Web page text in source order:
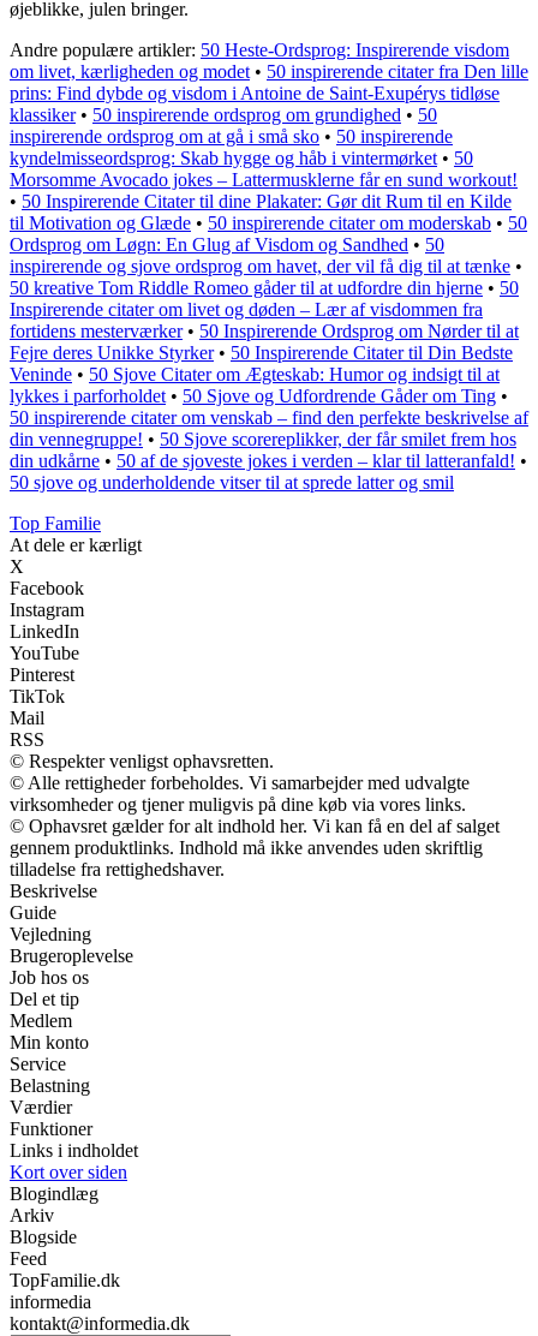
øjeblikke, julen bringer.
Andre populære artikler: 50 Heste-Ordsprog: Inspirerende visdom
om livet, kærligheden og modet• 50 inspirerende citater fra Den lille
prins: Find dybde og visdom i Antoine de Saint-Exupérys tidløse
klassiker• 50 inspirerende ordsprog om grundighed • 50
inspirerende ordsprog om at gå i små sko • 50 inspirerende
kyndelmisseordsprog: Skab hygge og håb i vintermørket• 50
Morsomme Avocado jokes – Lattermusklerne får en sund workout!
• 50 Inspirerende Citater til dine Plakater: Gør dit Rum til en Kilde
til Motivation og Glæde • 50 inspirerende citater om moderskab • 50
Ordsprog om Løgn: En Glug af Visdom og Sandhed • 50
inspirerende og sjove ordsprog om havet, der vil få dig til at tænke •
50 kreative Tom Riddle Romeo gåder til at udfordre din hjerne • 50
Inspirerende citater om livet og døden – Lær af visdommen fra
fortidens mesterværker• 50 Inspirerende Ordsprog om Nørder til at
Fejre deres Unikke Styrker• 50 Inspirerende Citater til Din Bedste
Veninde • 50 Sjove Citater om Ægteskab: Humor og indsigt til at
lykkes i parforholdet• 50 Sjove og Udfordrende Gåder om Ting •
50 inspirerende citater om venskab – find den perfekte beskrivelse af
din vennegruppe! • 50 Sjove scorereplikker, der får smilet frem hos
din udkårne • 50 af de sjoveste jokes i verden – klar til latteranfald! •
50 sjove og underholdende vitser til at sprede latter og smil
Top Familie
At dele er kærligt
X
Facebook
Instagram
LinkedIn
YouTube
Pinterest
TikTok
Mail
RSS
© Respekter venligst ophavsretten.
© Alle rettigheder forbeholdes. Vi samarbejder med udvalgte
virksomheder og tjener muligvis på dine køb via vores links.
© Ophavsret gælder for alt indhold her. Vi kan få en del af salget
gennem produktlinks. Indhold må ikke anvendes uden skriftlig
tilladelse fra rettighedshaver.
Beskrivelse
Guide
Vejledning
Brugeroplevelse
Job hos os
Del et tip
Medlem
Min konto
Service
Belastning
Værdier
Funktioner
Links i indholdet
Kort over siden
Blogindlæg
Arkiv
Blogside
Feed
TopFamilie.dk
informedia
kontakt@informedia.dk